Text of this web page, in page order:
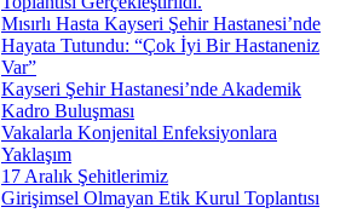
Mısırlı Hasta Kayseri Şehir Hastanesi’nde
Hayata Tutundu: “Çok İyi Bir Hastaneniz
Var”
Kayseri Şehir Hastanesi’nde Akademik
Kadro Buluşması
Vakalarla Konjenital Enfeksiyonlara
Yaklaşım
17 Aralık Şehitlerimiz
Girişimsel Olmayan Etik Kurul Toplantısı